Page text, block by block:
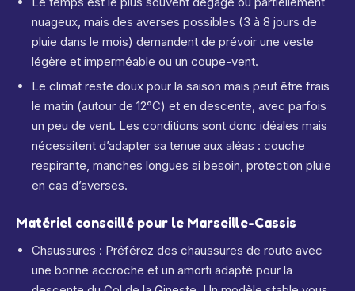
nuageux, mais des averses possibles (3 à 8 jours de
pluie dans le mois) demandent de prévoir une veste
légère et imperméable ou un coupe-vent.
Le climat reste doux pour la saison mais peut être frais
le matin (autour de 12°C) et en descente, avec parfois
un peu de vent. Les conditions sont donc idéales mais
nécessitent d’adapter sa tenue aux aléas : couche
respirante, manches longues si besoin, protection pluie
en cas d’averses.
Matériel conseillé pour le Marseille-Cassis
Chaussures : Préférez des chaussures de route avec
une bonne accroche et un amorti adapté pour la